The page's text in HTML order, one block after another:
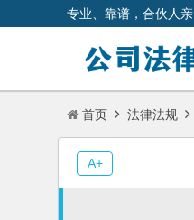
专业、靠谱，合伙人
首页 法律法规
A+